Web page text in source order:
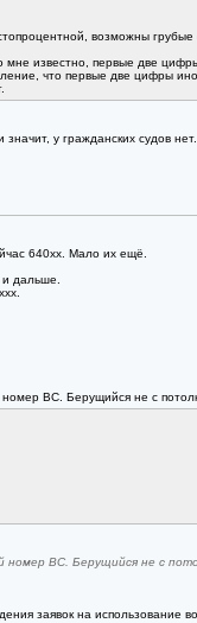
возможны грубые
известно, первые две
что первые две цифры
у гражданских судов нет.
640хх. Мало их ещё.
дальше.
ВС. Берущийся не с
ВС. Берущийся не с
заявок на использование